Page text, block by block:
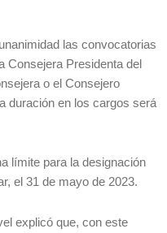
las convocatorias
Consejera Presidenta del
o el Consejero
duración en los cargos será
límite para la designación
el 31 de mayo de 2023.
explicó que, con este